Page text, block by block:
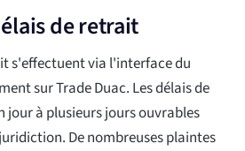
de retrait
s'effectuent via l'interface du
sur Trade Duac. Les délais de
à plusieurs jours ouvrables
De nombreuses plaintes